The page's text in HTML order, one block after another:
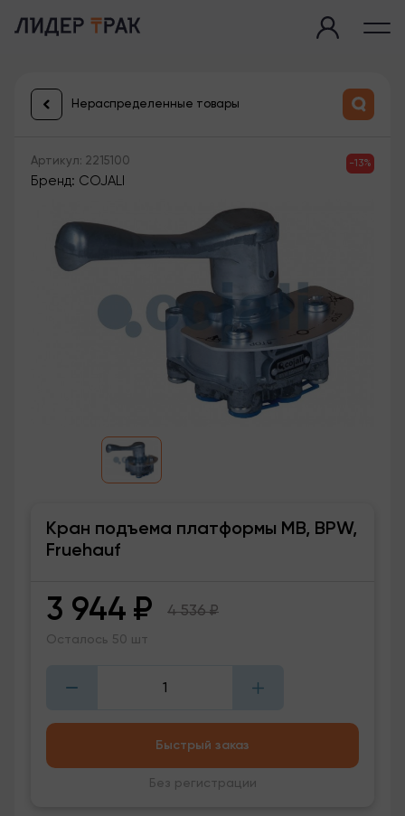
Нераспределенные товары
Артикул: 2215100
Бренд: COJALI
-13%
Кран подъема платформы MB, BPW,
Fruehauf
3 944 ₽ 4 536₽
Осталось 50 шт
Быстрый заказ
Без регистрации